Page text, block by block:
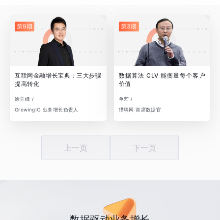
第9期
互联网金融增长宝典：三大步骤
提高转化
徐主峰 /
GrowingIO 业务增长负责人
第3期
数据算法 CLV 能衡量每个客户
价值
单艺 /
猎聘网 首席数据官
上一页 下一页